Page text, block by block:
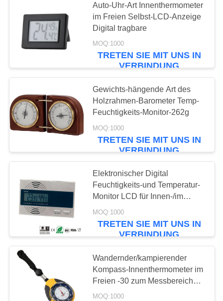
ANGEBOT
SITEMAP
POLICY
_ Fridge Freezer
Thermometer
Augenblick las
Digital-Thermometer
35
Wasserdichte digital
thermometer
Auto-Uhr-Art Innenthermometer
im Freien Selbst-LCD-Anzeige
Digital tragbare
MOQ:1000
TRETEN SIE MIT UNS IN
VERBINDUNG
Gewichts-hängende Art des
Holzrahmen-Barometer Temp-
Feuchtigkeits-Monitor-262g
MOQ:1000
TRETEN SIE MIT UNS IN
VERBINDUNG
Elektronischer Digital
Feuchtigkeits-und Temperatur-
Monitor LCD für Innen-/im
Freien
MOQ:1000
TRETEN SIE MIT UNS IN
VERBINDUNG
Wandernder/kampierender
Kompass-Innenthermometer im
Freien -30 zum Messbereich
50℃
MOQ:1000